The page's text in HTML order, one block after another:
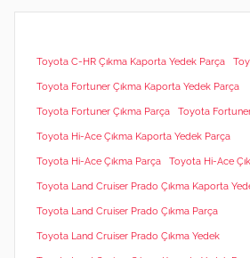
Toyota C-HR Çıkma Kaporta Yedek Parça
Toyota Fortuner Çıkma Kaporta Yedek Parça
Toyota Fortuner Çıkma Parça Toyota
Toyota Hi-Ace Çıkma Kaporta Yedek Parça
Toyota Hi-Ace Çıkma Parça Toyota Hi-Ace
Toyota Land Cruiser Prado Çıkma Kaporta
Toyota Land Cruiser Prado Çıkma Parça
Toyota Land Cruiser Prado Çıkma Yedek